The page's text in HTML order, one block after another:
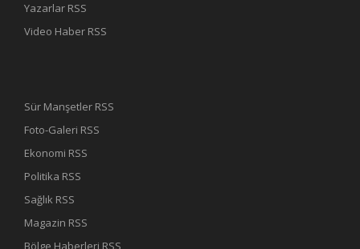
Yazarlar RSS
Video Haber RSS
Sür Manşetler RSS
Foto-Galeri RSS
Ekonomi RSS
Politika RSS
Sağlık RSS
Magazin RSS
Bölge Haberleri RSS